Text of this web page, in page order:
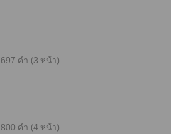
697 คำ (3 หน้า)
800 คำ (4 หน้า)